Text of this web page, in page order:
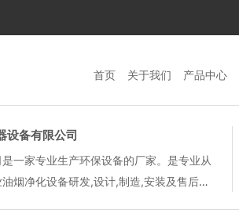
首页 关于我们 产品中心
设备有限公司
一家专业生产环保设备的厂家。是专业从
烟净化设备研发,设计,制造,安装及售后服